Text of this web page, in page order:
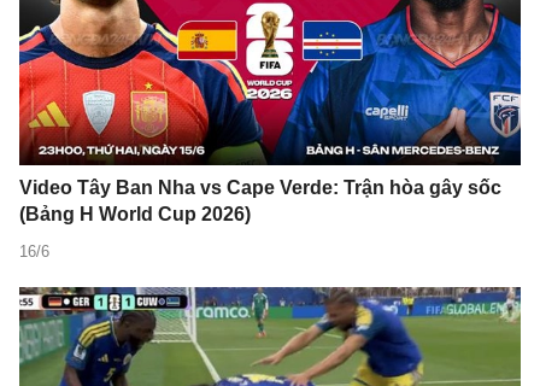
Video Tây Ban Nha vs Cape Verde: Trận hòa gây sốc
(Bảng H World Cup 2026)
16/6